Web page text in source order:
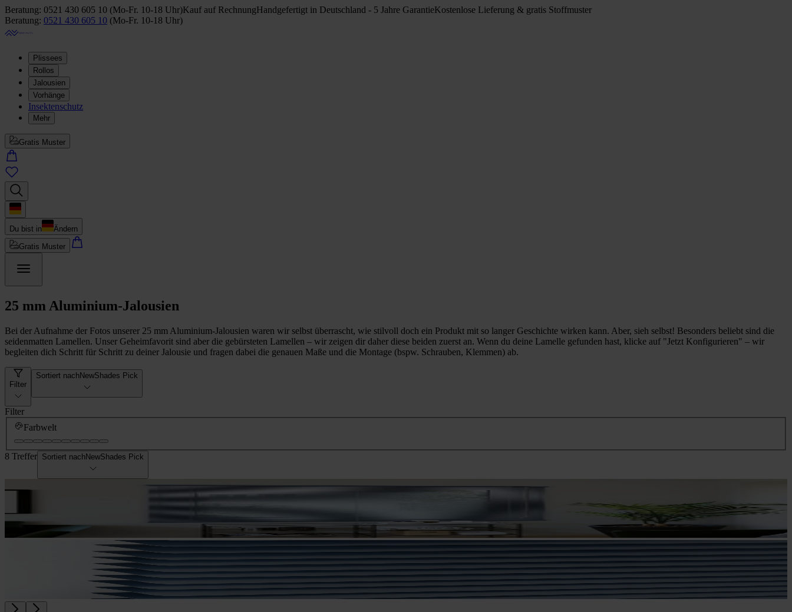
Beratung: 0521 430 605 10 (Mo-Fr. 10-18 Uhr)Kauf auf RechnungHandgefertigt in Deutschland - 5 Jahre GarantieKostenlose Lieferung & gratis Stoffmuster
Beratung: 0521 430 605 10 (Mo-Fr. 10-18 Uhr)
Plissees
Rollos
Jalousien
Vorhänge
Insektenschutz
Mehr
Gratis Muster
Du bist in
Ändern
Gratis Muster
25 mm Aluminium-Jalousien
Bei der Aufnahme der Fotos unserer 25 mm Aluminium-Jalousien waren wir selbst überrascht, wie stilvoll doch ein Produkt mit so langer Geschichte wirken kann. Aber, sieh selbst! Besonders beliebt sind die
seidenmatten Lamellen. Unser Geheimfavorit sind aber die gebürsteten Lamellen – wir zeigen dir daher diese beiden zuerst an. Wenn du deine Lamelle gefunden hast, klicke auf "Jetzt Konfigurieren" – wir
begleiten dich Schritt für Schritt zu deiner Jalousie und fragen dabei die genauen Maße und die Montage (bspw. Schrauben, Klemmen) ab.
Filter
Sortiert nachNewShades Pick
Filter
Farbwelt
8 Treffer Sortiert nachNewShades Pick